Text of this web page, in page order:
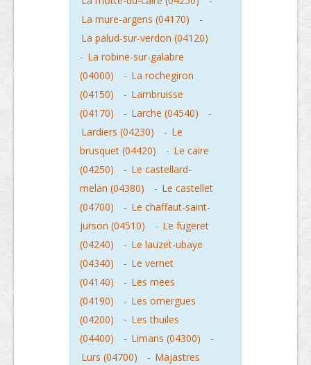
La mure-argens (04170)
-
La palud-sur-verdon (04120)
- La robine-sur-galabre
(04000)
- La rochegiron
(04150)
- Lambruisse
(04170)
- Larche (04540)
-
Lardiers (04230)
- Le
brusquet (04420)
- Le caire
(04250)
- Le castellard-
melan (04380)
- Le castellet
(04700)
- Le chaffaut-saint-
jurson (04510)
- Le fugeret
(04240)
- Le lauzet-ubaye
(04340)
- Le vernet
(04140)
- Les mees
(04190)
- Les omergues
(04200)
- Les thuiles
(04400)
- Limans (04300)
-
Lurs (04700)
- Majastres